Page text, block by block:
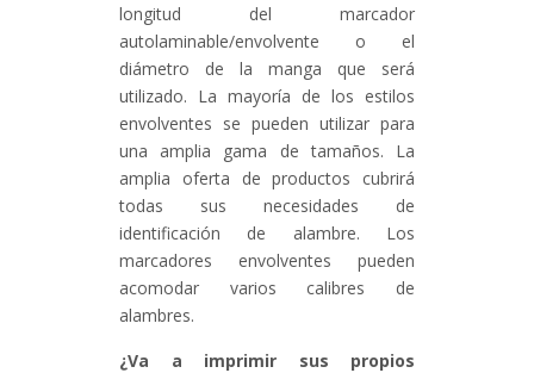
longitud del marcador
autolaminable/envolvente o el
diámetro de la manga que será
utilizado. La mayoría de los estilos
envolventes se pueden utilizar para
una amplia gama de tamaños. La
amplia oferta de productos cubrirá
todas sus necesidades de
identificación de alambre. Los
marcadores envolventes pueden
acomodar varios calibres de
alambres.
¿Va a imprimir sus propios